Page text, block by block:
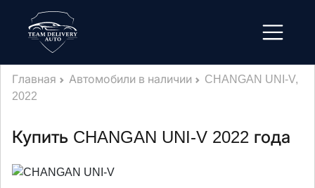
Главная Автомобили в наличии
CHANGAN UNI-V,
2022
Купить CHANGAN UNI-V 2022 года